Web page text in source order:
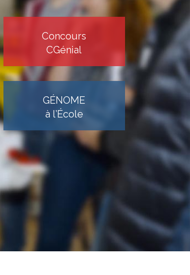
Concours
CGénial
GÉNOME
à l’École